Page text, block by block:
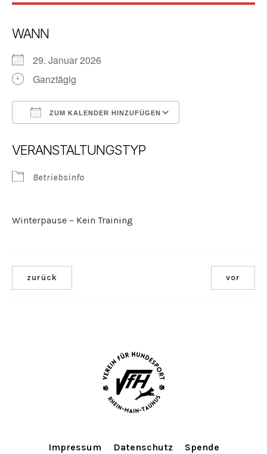
WANN
29. Januar 2026
Ganztägig
ZUM KALENDER HINZUFÜGEN
VERANSTALTUNGSTYP
Betriebsinfo
Winterpause – Kein Training
zurück vor
Impressum Datenschutz Spende